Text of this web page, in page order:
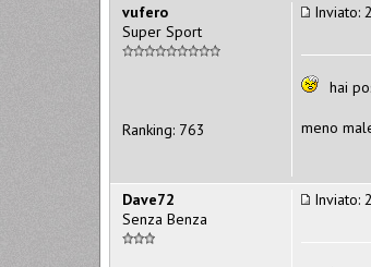
Inviato:
hai
meno
vufero
Super Sport
Ranking: 763
Inviato:
Dave72
Senza Benza